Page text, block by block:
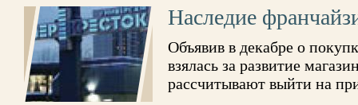
Наследие
Объявив в декабре о
взялась за развитие
рассчитывают выйти на